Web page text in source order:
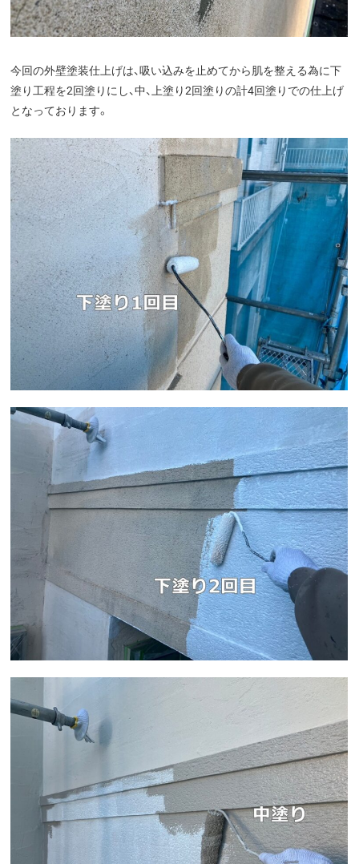
今回の外壁塗装仕上げは、吸い込みを止めてから肌を整える為に下
塗り工程を2回塗りにし、中、上塗り2回塗りの計4回塗りでの仕上げ
となっております。